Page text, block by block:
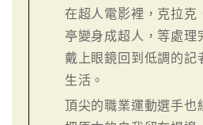
在超人電影裡，克拉克
亭變身成超人，等處理
戴上眼鏡回到低調的記
生活。
頂尖的職業運動選手也